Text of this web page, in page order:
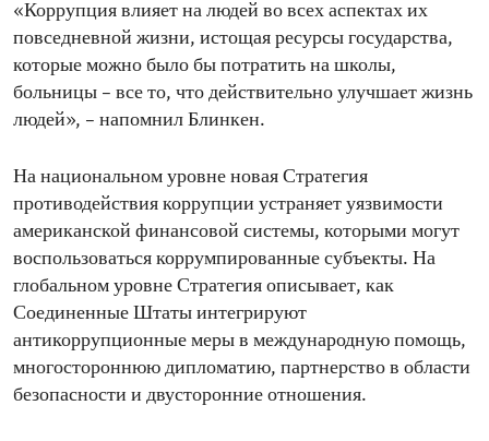
«Коррупция влияет на людей во всех аспектах их
повседневной жизни, истощая ресурсы государства,
которые можно было бы потратить на школы,
больницы – все то, что действительно улучшает жизнь
людей», – напомнил Блинкен.
На национальном уровне новая Стратегия
противодействия коррупции устраняет уязвимости
американской финансовой системы, которыми могут
воспользоваться коррумпированные субъекты. На
глобальном уровне Стратегия описывает, как
Соединенные Штаты интегрируют
антикоррупционные меры в международную помощь,
многостороннюю дипломатию, партнерство в области
безопасности и двусторонние отношения.